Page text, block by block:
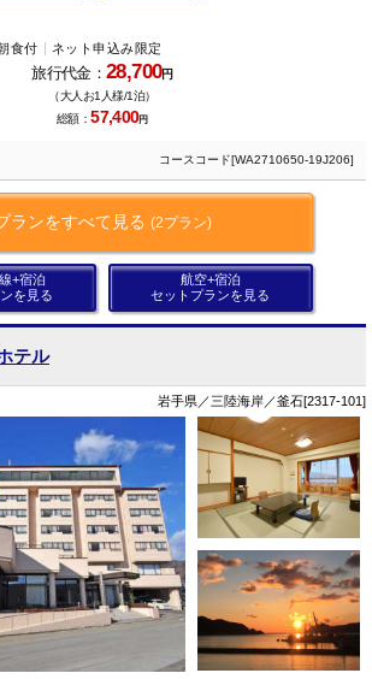
食付 ネット申込み限定
旅行代金：28,700円
（大人お1人様/1泊）
総額：57,400円
コースコード[WA2710650-19J206]
ランをすべて見る (2プラン)
+宿泊
を見る
航空+宿泊
セットプランを見る
テル
岩手県／三陸海岸／釜石[2317-101]